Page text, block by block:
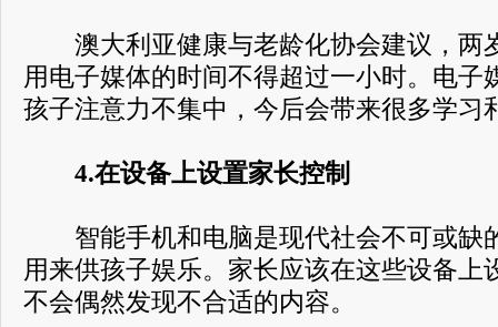
澳大利亚健康与老龄化协会建议，两
用电子媒体的时间不得超过一小时。电子
孩子注意力不集中，今后会带来很多学习
4.在设备上设置家长控制
智能手机和电脑是现代社会不可或缺
用来供孩子娱乐。家长应该在这些设备上
不会偶然发现不合适的内容。